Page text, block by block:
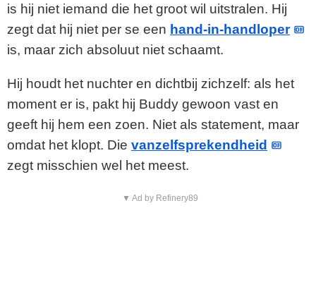
is hij niet iemand die het groot wil uitstralen. Hij
zegt dat hij niet per se een hand-in-handloper
is, maar zich absoluut niet schaamt.
Hij houdt het nuchter en dichtbij zichzelf: als het
moment er is, pakt hij Buddy gewoon vast en
geeft hij hem een zoen. Niet als statement, maar
omdat het klopt. Die vanzelfsprekendheid
zegt misschien wel het meest.
▼ Ad by Refinery89